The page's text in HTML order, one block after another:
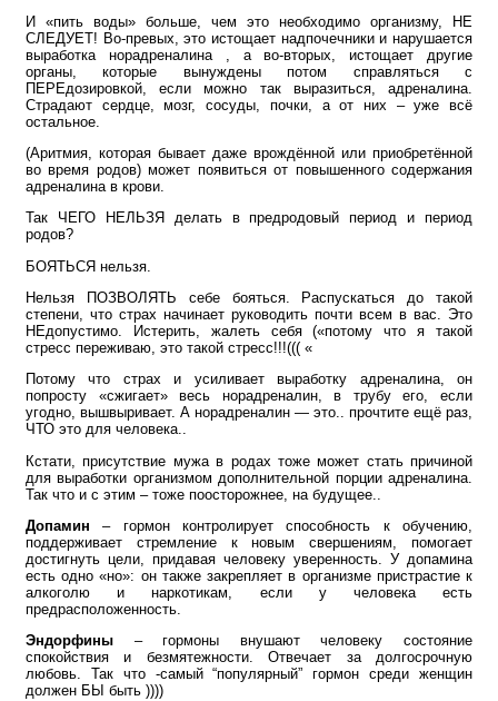
И «пить воды» больше, чем это необходимо организму, НЕ
СЛЕДУЕТ! Во-превых, это истощает надпочечники и нарушается
выработка норадреналина , а во-вторых, истощает другие
органы, которые вынуждены потом справляться с
ПЕРЕдозировкой, если можно так выразиться, адреналина.
Страдают сердце, мозг, сосуды, почки, а от них – уже всё
остальное.
(Аритмия, которая бывает даже врождённой или приобретённой
во время родов) может появиться от повышенного содержания
адреналина в крови.
Так ЧЕГО НЕЛЬЗЯ делать в предродовый период и период
родов?
БОЯТЬСЯ нельзя.
Нельзя ПОЗВОЛЯТЬ себе бояться. Распускаться до такой
степени, что страх начинает руководить почти всем в вас. Это
НЕдопустимо. Истерить, жалеть себя («потому что я такой
стресс переживаю, это такой стресс!!!((( «
Потому что страх и усиливает выработку адреналина, он
попросту «сжигает» весь норадреналин, в трубу его, если
угодно, вышвыривает. А норадреналин — это.. прочтите ещё раз,
ЧТО это для человека..
Кстати, присутствие мужа в родах тоже может стать причиной
для выработки организмом дополнительной порции адреналина.
Так что и с этим – тоже поосторожнее, на будущее..
Допамин – гормон контролирует способность к обучению,
поддерживает стремление к новым свершениям, помогает
достигнуть цели, придавая человеку уверенность. У допамина
есть одно «но»: он также закрепляет в организме пристрастие к
алкоголю и наркотикам, если у человека есть
предрасположенность.
Эндорфины – гормоны внушают человеку состояние
спокойствия и безмятежности. Отвечает за долгосрочную
любовь. Так что -самый “популярный” гормон среди женщин
должен БЫ быть ))))